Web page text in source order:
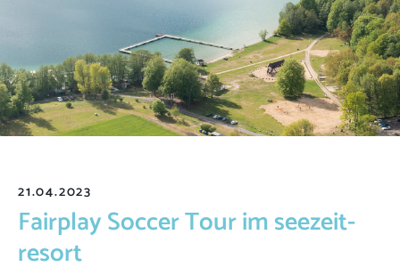
21.04.2023
Fairplay Soccer Tour im seezeit-
resort